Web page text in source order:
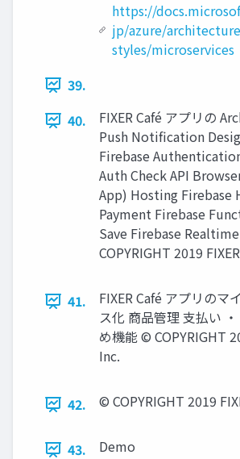
https://
jp/azure/
styles/microservices
39.
40.
FIXER Café アプリの
Push Notification
Firebase
Auth Check API
App) Hosting Firebase
Payment Firebase
Save Firebase
COPYRIGHT 2019
41.
FIXER Café アプリのマ
ス化 商品管理 ⽀払い
め機能 © COPYRIGHT
Inc.
42. © COPYRIGHT 2019
43. Demo